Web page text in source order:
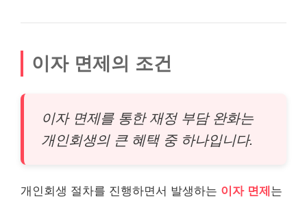
이자 면제의 조건
이자 면제를 통한 재정 부담 완화는
개인회생의 큰 혜택 중 하나입니다.
개인회생 절차를 진행하면서 발생하는 이자 면제 는